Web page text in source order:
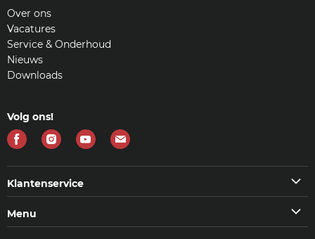
Over ons
Vacatures
Service & Onderhoud
Nieuws
Downloads
Volg ons!
Vind
Facebook
Vind
Instagram
Vind
Youtube
Vind
E-
Klantenservice
Veelgestelde vragen (FAQ)
Menu